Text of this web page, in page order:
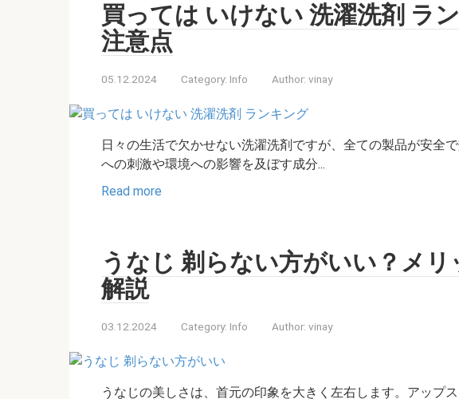
買っては いけない 洗濯洗剤 ラ
注意点
05.12.2024 Category: Info Author: vinay
日々の生活で欠かせない洗濯洗剤ですが、全ての製品が安全
への刺激や環境への影響を及ぼす成分...
Read more
うなじ 剃らない方がいい？メ
解説
03.12.2024 Category: Info Author: vinay
うなじの美しさは、首元の印象を大きく左右します。アップ